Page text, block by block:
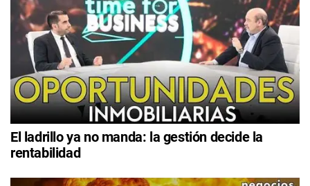
El ladrillo ya no manda: la gestión decide la
rentabilidad